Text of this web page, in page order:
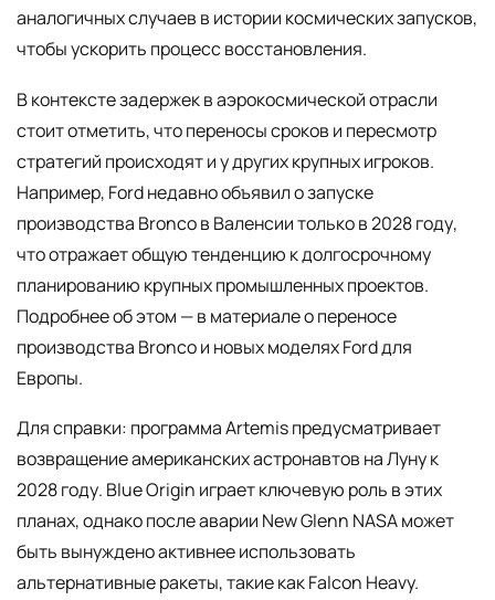
аналогичных случаев в истории космических запусков,
чтобы ускорить процесс восстановления.
В контексте задержек в аэрокосмической отрасли
стоит отметить, что переносы сроков и пересмотр
стратегий происходят и у других крупных игроков.
Например, Ford недавно объявил о запуске
производства Bronco в Валенсии только в 2028 году,
что отражает общую тенденцию к долгосрочному
планированию крупных промышленных проектов.
Подробнее об этом — в материале о переносе
производства Bronco и новых моделях Ford для
Европы.
Для справки: программа Artemis предусматривает
возвращение американских астронавтов на Луну к
2028 году. Blue Origin играет ключевую роль в этих
планах, однако после аварии New Glenn NASA может
быть вынуждено активнее использовать
альтернативные ракеты, такие как Falcon Heavy.